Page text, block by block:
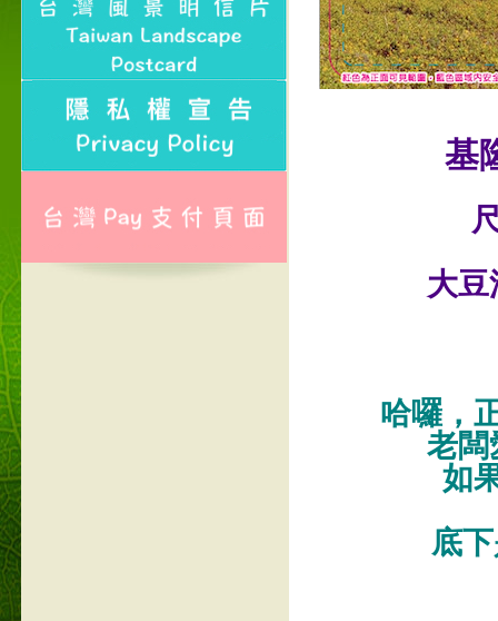
基
大
哈囉，
老闆
如
底